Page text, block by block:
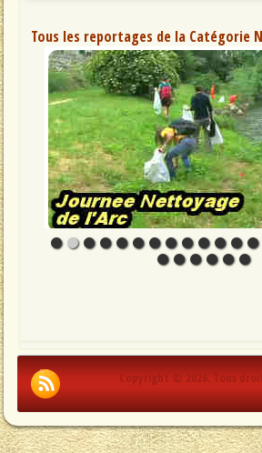
Tous les reportages de la Catégorie
Copyright © 2026. Tous
.